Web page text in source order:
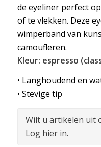
de eyeliner perfect
of te vlekken. Deze
wimperband van
camoufleren.
Kleur: espresso
• Langhoudend en
• Stevige tip
Wilt u artikelen uit
Log hier in.